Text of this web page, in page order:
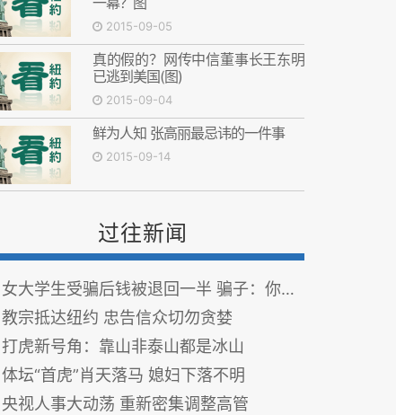
2015-09-05
真的假的？网传中信董事长王东明
已逃到美国(图)
2015-09-04
鲜为人知 张高丽最忌讳的一件事
2015-09-14
过往新闻
女大学生受骗后钱被退回一半 骗子：你太单纯了
教宗抵达纽约 忠告信众切勿贪婪
打虎新号角：靠山非泰山都是冰山
体坛“首虎”肖天落马 媳妇下落不明
央视人事大动荡 重新密集调整高管